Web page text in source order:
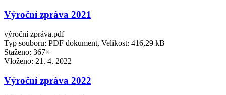
Výroční zpráva 2021
výroční zpráva.pdf
Typ souboru: PDF dokument, Velikost: 416,29 kB
Staženo: 367×
Vloženo: 21. 4. 2022
Výroční zpráva 2022